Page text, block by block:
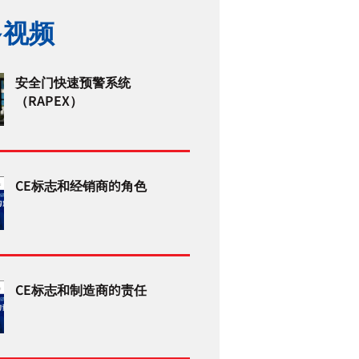
频
安全门快速预警系统
（RAPEX）
CE标志和经销商的角色
CE标志和制造商的责任